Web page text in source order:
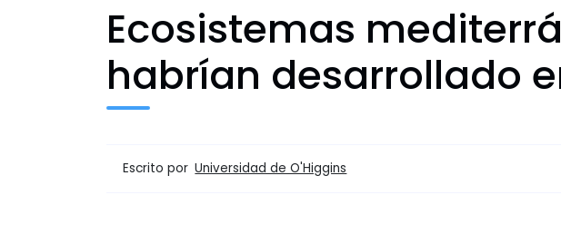
Ecosistemas
habrían desarrollado
Escrito por Universidad de O'Higgins